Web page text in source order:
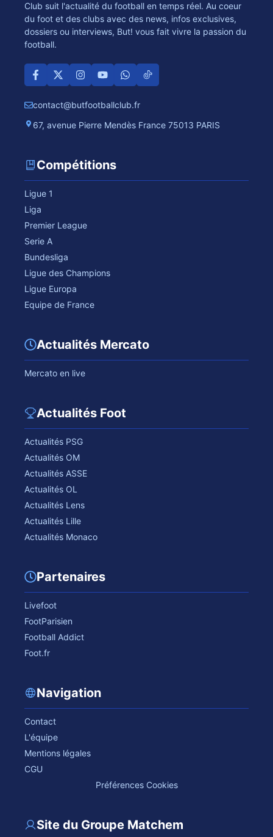
Club suit l'actualité du football en temps réel. Au coeur
du foot et des clubs avec des news, infos exclusives,
dossiers ou interviews, But! vous fait vivre la passion du
football.
contact@butfootballclub.fr
67, avenue Pierre Mendès France 75013 PARIS
Compétitions
Ligue 1
Liga
Premier League
Serie A
Bundesliga
Ligue des Champions
Ligue Europa
Equipe de France
Actualités Mercato
Mercato en live
Actualités Foot
Actualités PSG
Actualités OM
Actualités ASSE
Actualités OL
Actualités Lens
Actualités Lille
Actualités Monaco
Partenaires
Livefoot
FootParisien
Football Addict
Foot.fr
Navigation
Contact
L'équipe
Mentions légales
CGU
Préférences Cookies
Site du Groupe Matchem